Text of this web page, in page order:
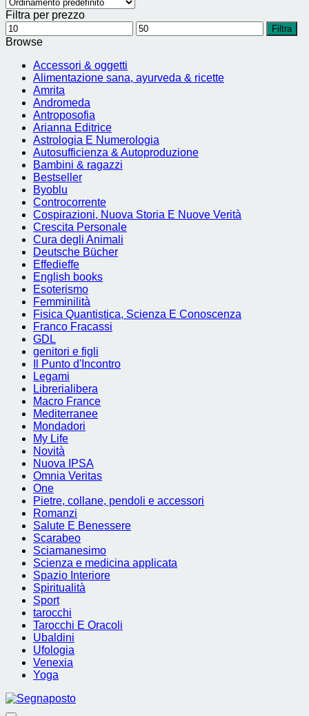
Filtra per prezzo
Prezzo
Min
Prezzo
Max
Filtra
Browse
Accessori & oggetti
Alimentazione sana, ayurveda & ricette
Amrita
Andromeda
Antroposofia
Arianna Editrice
Astrologia E Numerologia
Autosufficienza & Autoproduzione
Bambini & ragazzi
Bestseller
Byoblu
Controcorrente
Cospirazioni, Nuova Storia E Nuove Verità
Crescita Personale
Cura degli Animali
Deutsche Bücher
Effedieffe
English books
Esoterismo
Femminilità
Fisica Quantistica, Scienza E Conoscenza
Franco Fracassi
GDL
genitori e figli
Il Punto d'Incontro
Legami
Librerialibera
Macro France
Mediterranee
Mondadori
My Life
Novità
Nuova IPSA
Omnia Veritas
One
Pietre, collane, pendoli e accessori
Romanzi
Salute E Benessere
Scarabeo
Sciamanesimo
Scienza e medicina applicata
Spazio Interiore
Spiritualità
Sport
tarocchi
Tarocchi E Oracoli
Ubaldini
Ufologia
Venexia
Yoga